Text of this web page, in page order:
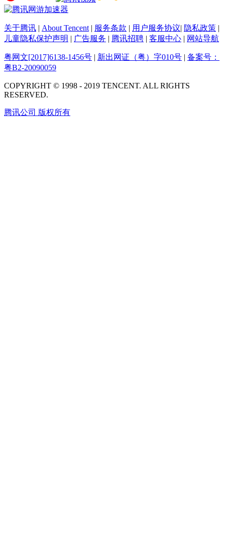
关于腾讯 | About Tencent | 服务条款 | 用户服务协议| 隐私政策 |
儿童隐私保护声明 | 广告服务 | 腾讯招聘 | 客服中心 | 网站导航
粤网文[2017]6138-1456号 | 新出网证（粤）字010号 | 备案号：
粤B2-20090059
COPYRIGHT © 1998 - 2019 TENCENT. ALL RIGHTS
RESERVED.
腾讯公司 版权所有